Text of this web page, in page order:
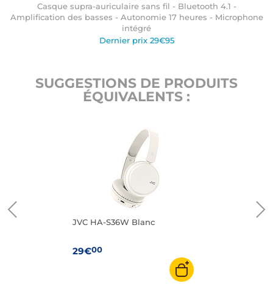
Casque supra-auriculaire sans fil - Bluetooth 4.1 -
Amplification des basses - Autonomie 17 heures - Microphone
intégré
Dernier prix 29€95
SUGGESTIONS DE PRODUITS
ÉQUIVALENTS :
JVC HA-S36W Blanc
29€00